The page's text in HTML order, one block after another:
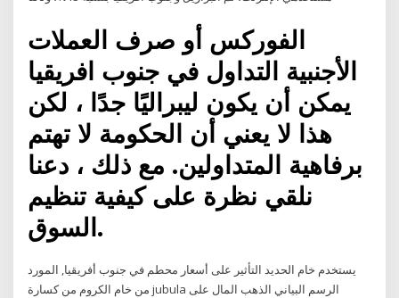
الفوركس أو صرف العملات
الأجنبية التداول في جنوب افريقيا
يمكن أن يكون ليبراليًا جدًا ، لكن
هذا لا يعني أن الحكومة لا تهتم
برفاهية المتداولين. مع ذلك ، دعنا
نلقي نظرة على كيفية تنظيم
السوق.
يستخدم خام الحديد التأثير على أسعار محطم في جنوب أفريقيا, المورد
من خام الكروم من كسارة jubula الرسم البياني الذهب المال على